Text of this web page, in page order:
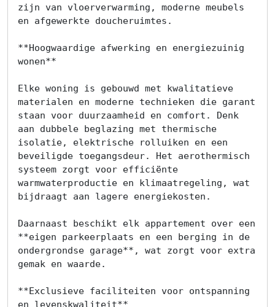
Home
Lopende
projecten
zijn van vloerverwarming, moderne meubels
en afgewerkte doucheruimtes.
**Hoogwaardige afwerking en energiezuinig
wonen**
Elke woning is gebouwd met kwalitatieve
materialen en moderne technieken die garant
staan voor duurzaamheid en comfort. Denk
aan dubbele beglazing met thermische
isolatie, elektrische rolluiken en een
beveiligde toegangsdeur. Het aerothermisch
systeem zorgt voor efficiënte
warmwaterproductie en klimaatregeling, wat
bijdraagt aan lagere energiekosten.
Daarnaast beschikt elk appartement over een
**eigen parkeerplaats en een berging in de
ondergrondse garage**, wat zorgt voor extra
gemak en waarde.
**Exclusieve faciliteiten voor ontspanning
en levenskwaliteit**